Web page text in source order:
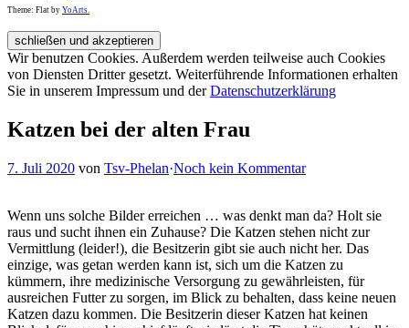
Theme: Flat by YoArts.
Wir benutzen Cookies. Außerdem werden teilweise auch Cookies
von Diensten Dritter gesetzt. Weiterführende Informationen erhalten
Sie in unserem Impressum und derDatenschutzerklärung
Katzen bei der alten Frau
7. Juli 2020 von Tsv-Phelan·Noch kein Kommentar
Wenn uns solche Bilder erreichen … was denkt man da? Holt sie
raus und sucht ihnen ein Zuhause? Die Katzen stehen nicht zur
Vermittlung (leider!), die Besitzerin gibt sie auch nicht her. Das
einzige, was getan werden kann ist, sich um die Katzen zu
kümmern, ihre medizinische Versorgung zu gewährleisten, für
ausreichen Futter zu sorgen, im Blick zu behalten, dass keine neuen
Katzen dazu kommen. Die Besitzerin dieser Katzen hat keinen